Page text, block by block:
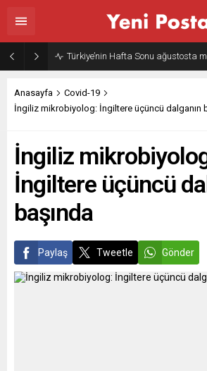
Türkiye’nin Hafta Sonu ağustosta
Anasayfa
Covid-19
İngiliz mikrobiyolog: İngiltere üçüncü dalganın
İngiliz
İngiltere üçüncü
başında
Paylaş Tweetle Gönder